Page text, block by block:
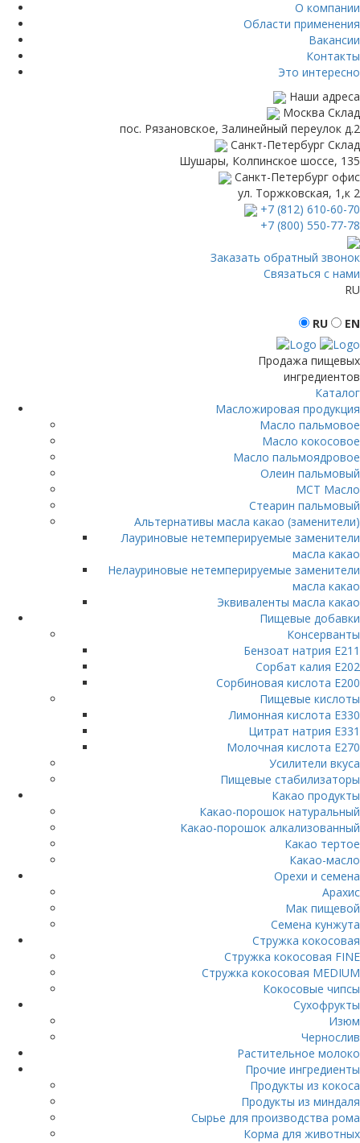
О компании
Области применения
Вакансии
Контакты
Это интересно
Наши адреса
Москва Склад
пос. Рязановское, Залинейный переулок д.2
Санкт-Петербург Склад
Шушары, Колпинское шоссе, 135
Санкт-Петербург офис
ул. Торжковская, 1,к 2
+7 (812) 610-60-70
+7 (800) 550-77-78
Заказать обратный звонок
Связаться с нами
RU
RU EN
Продажа пищевых
ингредиентов
Каталог
Масложировая продукция
Масло пальмовое
Масло кокосовое
Масло пальмоядровое
Олеин пальмовый
МСТ Масло
Стеарин пальмовый
Альтернативы масла какао (заменители)
Лауриновые нетемперируемые заменители
масла какао
Нелауриновые нетемперируемые заменители
масла какао
Эквиваленты масла какао
Пищевые добавки
Консерванты
Бензоат натрия Е211
Сорбат калия Е202
Сорбиновая кислота Е200
Пищевые кислоты
Лимонная кислота Е330
Цитрат натрия E331
Молочная кислота Е270
Усилители вкуса
Пищевые стабилизаторы
Какао продукты
Какао-порошок натуральный
Какао-порошок алкализованный
Какао тертое
Какао-масло
Орехи и семена
Арахис
Мак пищевой
Семена кунжута
Стружка кокосовая
Стружка кокосовая FINE
Стружка кокосовая MEDIUM
Кокосовые чипсы
Сухофрукты
Изюм
Чернослив
Растительное молоко
Прочие ингредиенты
Продукты из кокоса
Продукты из миндаля
Сырье для производства рома
Корма для животных